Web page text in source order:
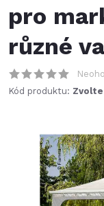
pro
různé
Kód produktu: